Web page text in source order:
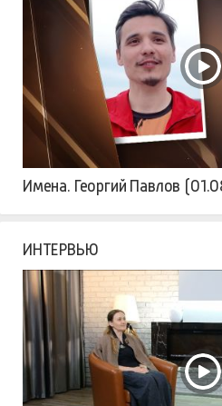
Имена. Георгий Павлов
ИНТЕРВЬЮ